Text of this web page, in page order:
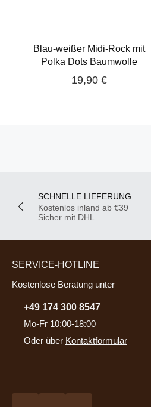
Blau-weißer Midi-Rock mit
Polka Dots Baumwolle
und Gürtel, Gr. 42
SECONDHAND
19,90 €
SCHNELLE LIEFERUNG
Kostenlos inland ab €39
Sicher mit DHL
SERVICE-HOTLINE
Kostenlose Beratung unter
+49 174 300 8547
Mo-Fr 10:00-18:00
Oder über Kontaktformular